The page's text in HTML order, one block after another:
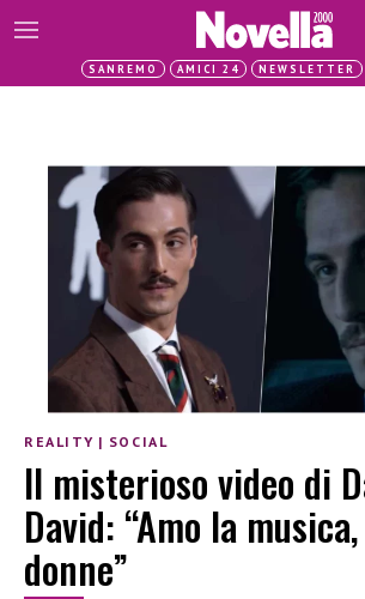
SANREMO AMICI 24 NEWSLETTER
REALITY | SOCIAL
Il misterioso video di
David: “Amo la
donne”